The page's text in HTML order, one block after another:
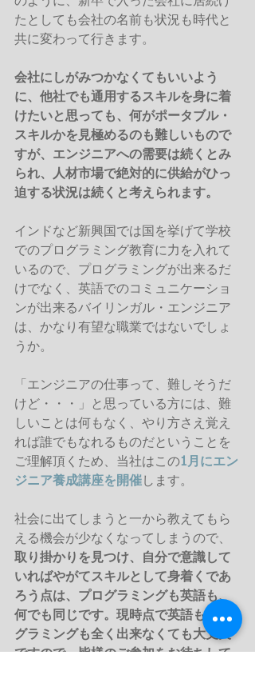
たとしても会社の名前も状況も時代と
共に変わって行きます。
会社にしがみつかなくてもいいよう
に、他社でも通用するスキルを身に着
けたいと思っても、何がポータブル・
スキルかを見極めるのも難しいもので
すが、エンジニアへの需要は続くとみ
られ、人材市場で絶対的に供給がひっ
迫する状況は続くと考えられます。
インドなど新興国では国を挙げて学校
でのプログラミング教育に力を入れて
いるので、プログラミングが出来るだ
けでなく、英語でのコミュニケーショ
ンが出来るバイリンガル・エンジニア
は、かなり有望な職業ではないでしょ
うか。
「エンジニアの仕事って、難しそうだ
けど・・・」と思っている方には、難
しいことは何もなく、やり方さえ覚え
れば誰でもなれるものだということを
ご理解頂くため、当社はこの1月にエン
ジニア養成講座を開催 します。
社会に出てしまうと一から教えてもら
える機会が少なくなってしまうので、
取り掛かりを見つけ、自分で意識して
いればやがてスキルとして身着くであ
ろう点は、プログラミングも英語も、
何でも同じです。現時点で英語もプロ
グラミングも全く出来なくても大丈夫
ですので、皆様のご参加をお待ちして